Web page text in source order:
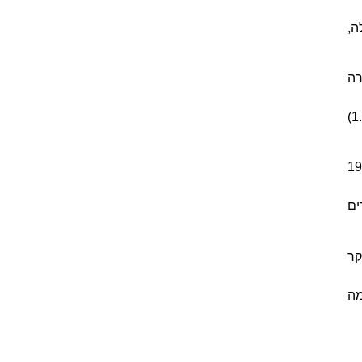
>התקן קובע כי עבור מארזים בהם שימוש באוורור טבעי, שטח החתך של פתחי יציאת האוויר חייב להיות גדול ב-10% (פי 1.1)
סמ"ר (סנטימטר בריבוע) ביציאה נדרש להכפעל 180*1.1 = 198
עומדים